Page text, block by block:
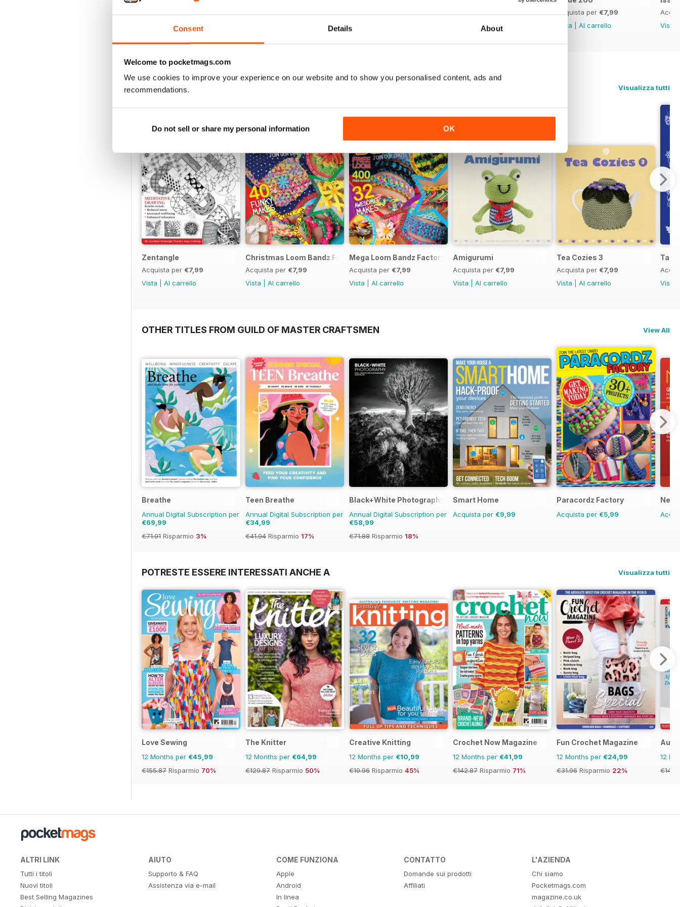
Consent Details About
Welcome to pocketmags.com
We use cookies to improve your experience on our website and to show you personalised content, ads and
recommendations.
Do not sell or share my personal information OK
Al carrello
Vista
Al carrello
Acquista per €7,99
Vista
Al carrello
Vista
SPECIAL EDITIONS Visualizza tutti
Zentangle
Acquista per €7,99
Vista
Al carrello
Christmas Loom Bandz Factory
Acquista per €7,99
Vista
Al carrello
Mega Loom Bandz Factory
Acquista per €7,99
Vista
Al carrello
Amigurumi
Acquista per €7,99
Vista
Al carrello
Tea Cozies 3
Acquista per €7,99
Vista
Al carrello
Vista
OTHER TITLES FROM GUILD OF MASTER CRAFTSMEN View All
Breathe
Annual Digital Subscription per
€69,99
€71.91 Risparmio 3%
Teen Breathe
Annual Digital Subscription per
€34,99
€41.94 Risparmio 17%
Black+White Photography
Annual Digital Subscription per
€58,99
€71.88 Risparmio 18%
Smart Home
Acquista per €9,99
Paracordz Factory
Acquista per €5,99
New
POTRESTE ESSERE INTERESSATI ANCHE A Visualizza tutti
Love Sewing
12 Months per €45,99
€155.87 Risparmio 70%
The Knitter
12 Months per €64,99
€129.87 Risparmio 50%
Creative Knitting
12 Months per €10,99
€19.96 Risparmio 45%
Crochet Now Magazine
12 Months per €41,99
€142.87 Risparmio 71%
Fun Crochet Magazine
12 Months per €24,99
€31.96 Risparmio 22%
12
ALTRI LINK
Tutti i titoli
Nuovi titoli
Best Selling Magazines
AIUTO
Supporto & FAQ
Assistenza via e-mail
COME FUNZIONA
Apple
Android
In linea
CONTATTO
Domande sui prodotti
Affiliati
L'AZIENDA
Chi siamo
Pocketmags.com
magazine.co.uk